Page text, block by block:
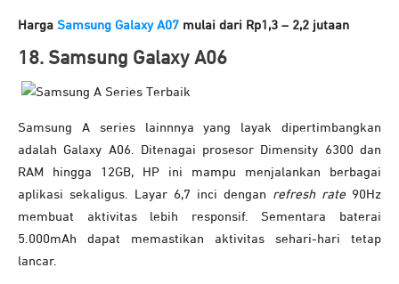
Harga Samsung Galaxy A07 mulai dari Rp1,3 – 2,2 jutaan
18. Samsung Galaxy A06
Samsung A series lainnnya yang layak dipertimbangkan
adalah Galaxy A06. Ditenagai prosesor Dimensity 6300 dan
RAM hingga 12GB, HP ini mampu menjalankan berbagai
aplikasi sekaligus. Layar 6,7 inci dengan refresh rate 90Hz
membuat aktivitas lebih responsif. Sementara baterai
5.000mAh dapat memastikan aktivitas sehari-hari tetap
lancar.